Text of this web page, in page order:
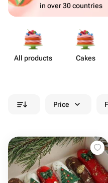
in over 30 countries
All products Cakes
Price